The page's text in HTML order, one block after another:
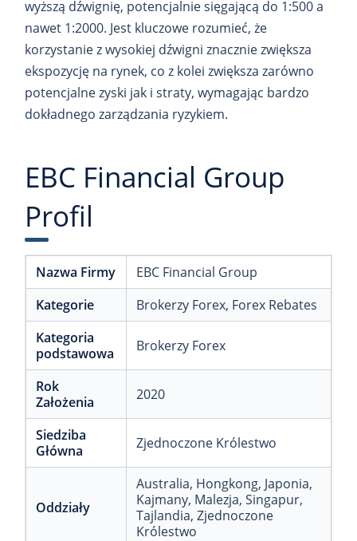
wyższą dźwignię, potencjalnie sięgającą do 1:500 a
nawet 1:2000. Jest kluczowe rozumieć, że
korzystanie z wysokiej dźwigni znacznie zwiększa
ekspozycję na rynek, co z kolei zwiększa zarówno
potencjalne zyski jak i straty, wymagając bardzo
dokładnego zarządzania ryzykiem.
EBC Financial Group
Profil
Nazwa Firmy
EBC Financial Group
Kategorie
Brokerzy Forex, Forex Rebates
Kategoria
podstawowa
Brokerzy Forex
Rok
Założenia
2020
Siedziba
Główna
Zjednoczone Królestwo
Oddziały
Australia, Hongkong, Japonia,
Kajmany, Malezja, Singapur,
Tajlandia, Zjednoczone
Królestwo